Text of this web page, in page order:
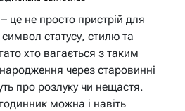
це не просто пристрій для
статусу, стилю та
хто вагається з таким
через старовинні
про розлуку чи нещастя.
можна і навіть